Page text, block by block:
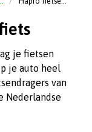
je fietsen
je auto heel
van
Nederlandse